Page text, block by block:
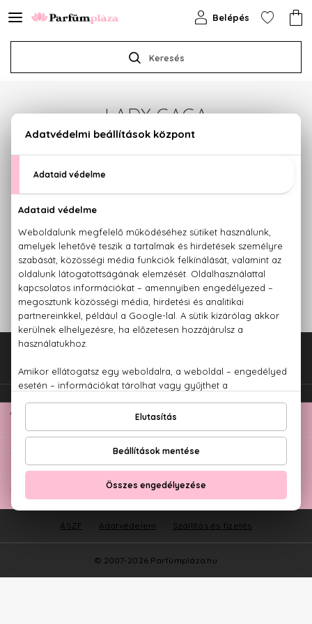
Keresés
Belépés
LADY GAGA
Sajnos jelenleg a márka egyetlen terméke sem
érhető el.
Termékajánlataink megtekintéséhez válasszon az
KOZMETIKUMOK
SMINK
HAJÁPOLÁS
Fel az oldal tetejére!
TOP KATEGÓRIÁK
© 2007-2026 Parfümpláza.hu
ÁSZF Adatvédelem Szállítás és fizetés